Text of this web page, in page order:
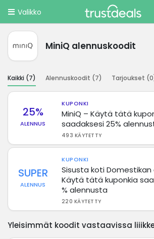
Valikko
MiniQ alennuskoodit
Kaikki (7) Alennuskoodit (7) Tarjoukset (0
25%
ALENNUS
KUPONKI
MiniQ – Käytä tätä
saadaksesi 25%
493 KÄYTETTY
SUPER
ALENNUS
KUPONKI
Sisusta koti Domestikan
Käytä tätä kuponkia
% alennusta
220 KÄYTETTY
Yleisimmät koodit vastaavissa